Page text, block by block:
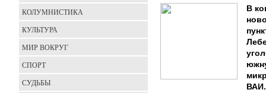
В
КОЛУМНИСТИКА
КУЛЬТУРА
МИР ВОКРУГ
СПОРТ
СУДЬБЫ